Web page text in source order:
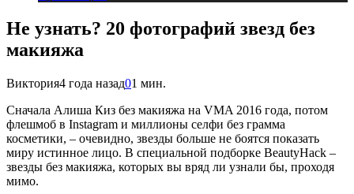
Не узнать? 20 фотографий звезд без
макияжа
Виктория4 года назад01 мин.
Сначала Алиша Киз без макияжа на VMA 2016 года, потом
флешмоб в Instagram и миллионы селфи без грамма
косметики, – очевидно, звезды больше не боятся показать
миру истинное лицо. В специальной подборке BeautyHack –
звезды без макияжа, которых вы вряд ли узнали бы, проходя
мимо.